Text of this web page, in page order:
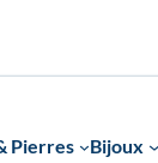
Pierres Bijoux